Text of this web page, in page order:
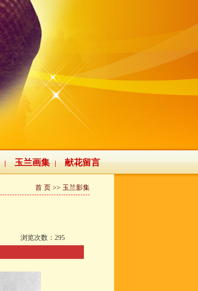
| 玉兰画集 | 献花留言
首 页 >> 玉兰影集
浏览次数： 295